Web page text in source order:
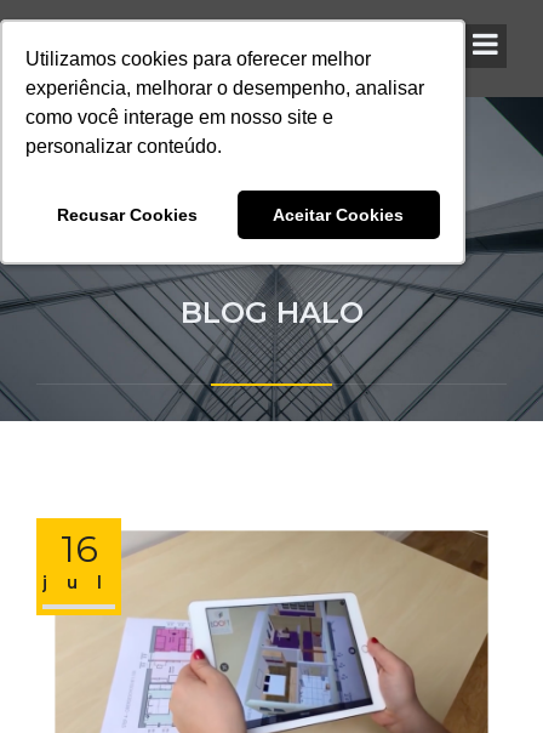
Utilizamos cookies para oferecer melhor
experiência, melhorar o desempenho, analisar
como você interage em nosso site e
personalizar conteúdo.
Recusar Cookies Aceitar Cookies
Utilizamos cookies para oferecer melhor
experiência, melhorar o desempenho, analisar
como você interage em nosso site e
personalizar conteúdo.
Recusar Cookies Aceitar Cookies
Utilizamos cookies para oferecer melhor
experiência, melhorar o desempenho, analisar
como você interage em nosso site e
personalizar conteúdo.
Recusar Cookies Aceitar Cookies
BLOG HALO
16
jul